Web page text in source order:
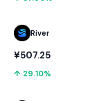
River
¥507.25
↑ 29.10%